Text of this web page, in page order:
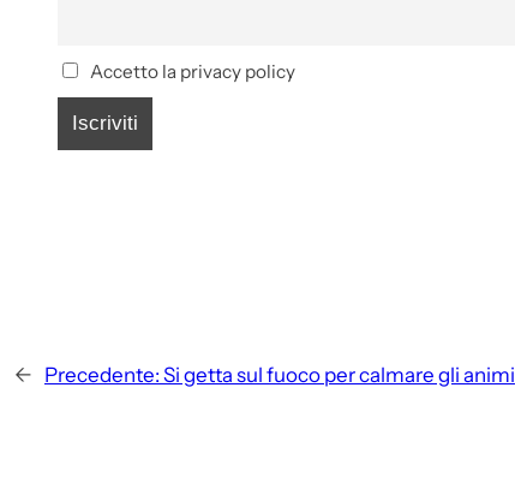
Accetto la privacy policy
← Precedente: Si getta sul fuoco per calmare gli animi